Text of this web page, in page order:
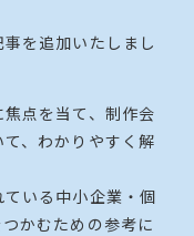
を追加いたしまし
点を当て、制作会
、わかりやすく解
いる中小企業・個
かむための参考に